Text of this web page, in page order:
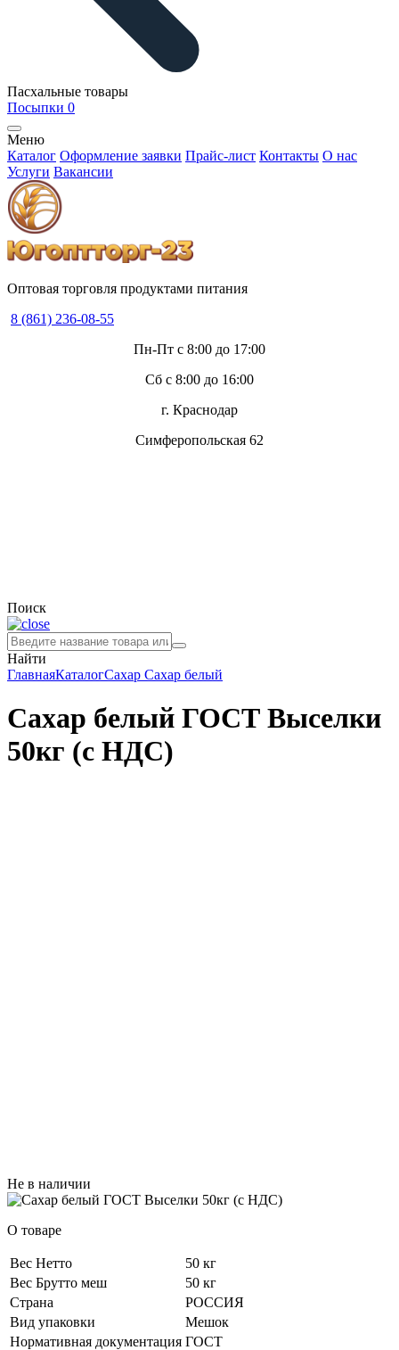
Пасхальные товары
Посыпки 0
Меню
Каталог Оформление заявки Прайс-лист Контакты О нас
Услуги Вакансии
Оптовая торговля продуктами питания
8 (861) 236-08-55
Пн-Пт с 8:00 до 17:00
Сб с 8:00 до 16:00
г. Краснодар
Симферопольская 62
Поиск
Найти
ГлавнаяКаталогСахар Сахар белый
Сахар белый ГОСТ Выселки
50кг (с НДС)
Не в наличии
О товаре
Вес Нетто
50 кг
Вес Брутто меш
50 кг
Страна
РОССИЯ
Вид упаковки
Мешок
Нормативная документация ГОСТ